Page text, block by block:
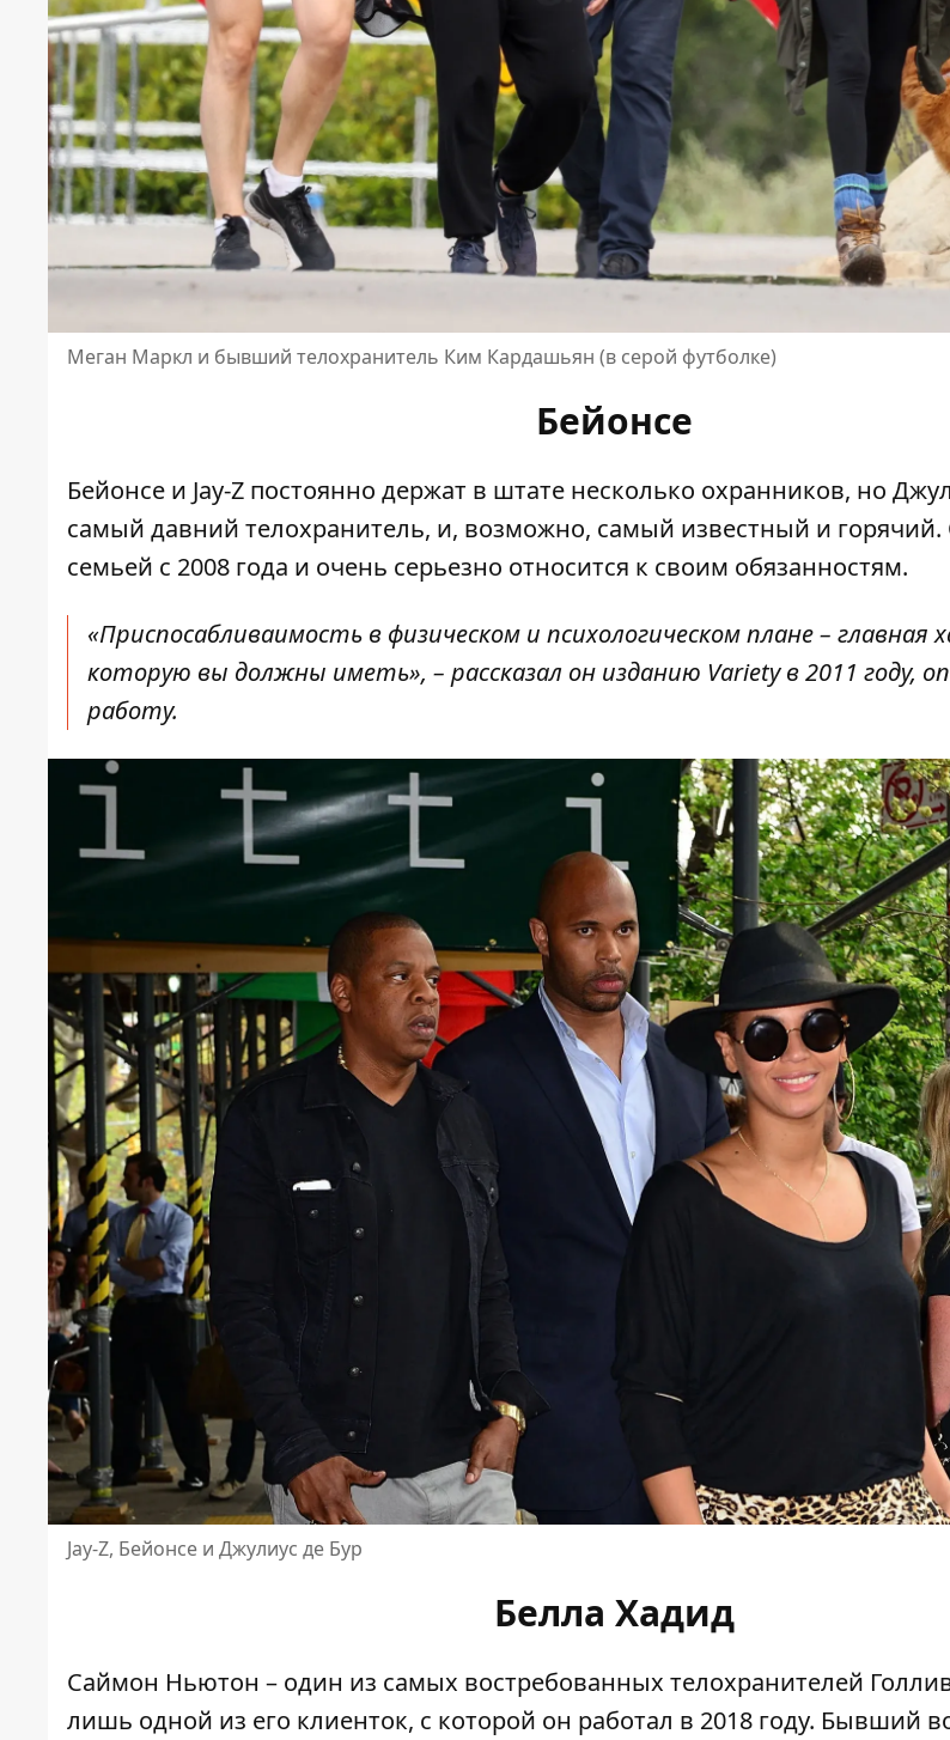
Меган Маркл и бывший телохранитель Ким Кардашьян (в серой футболке)
Бейонсе
Бейонсе и Jay-Z постоянно держат в штате несколько охранников, но
самый давний телохранитель, и, возможно, самый известный и горячий.
семьей с 2008 года и очень серьезно относится к своим обязанностям.
«Приспосабливаимость в физическом и психологическом плане – главная
которую вы должны иметь», – рассказал он изданию Variety в 2011 году,
работу.
Jay-Z, Бейонсе и Джулиус де Бур
Белла Хадид
Саймон Ньютон – один из самых востребованных телохранителей
лишь одной из его клиенток, с которой он работал в 2018 году. Бывший